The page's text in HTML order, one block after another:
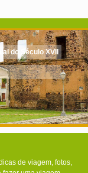
do Século XVII
de viagem, fotos,